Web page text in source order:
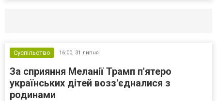
Суспільство 16:00, 31 липня
За сприяння Меланії Трамп п'ятеро
українських дітей возз'єдналися з
родинами